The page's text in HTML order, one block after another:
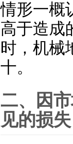
情形一概
高于造成
时，机械
十。
二、因
见的损